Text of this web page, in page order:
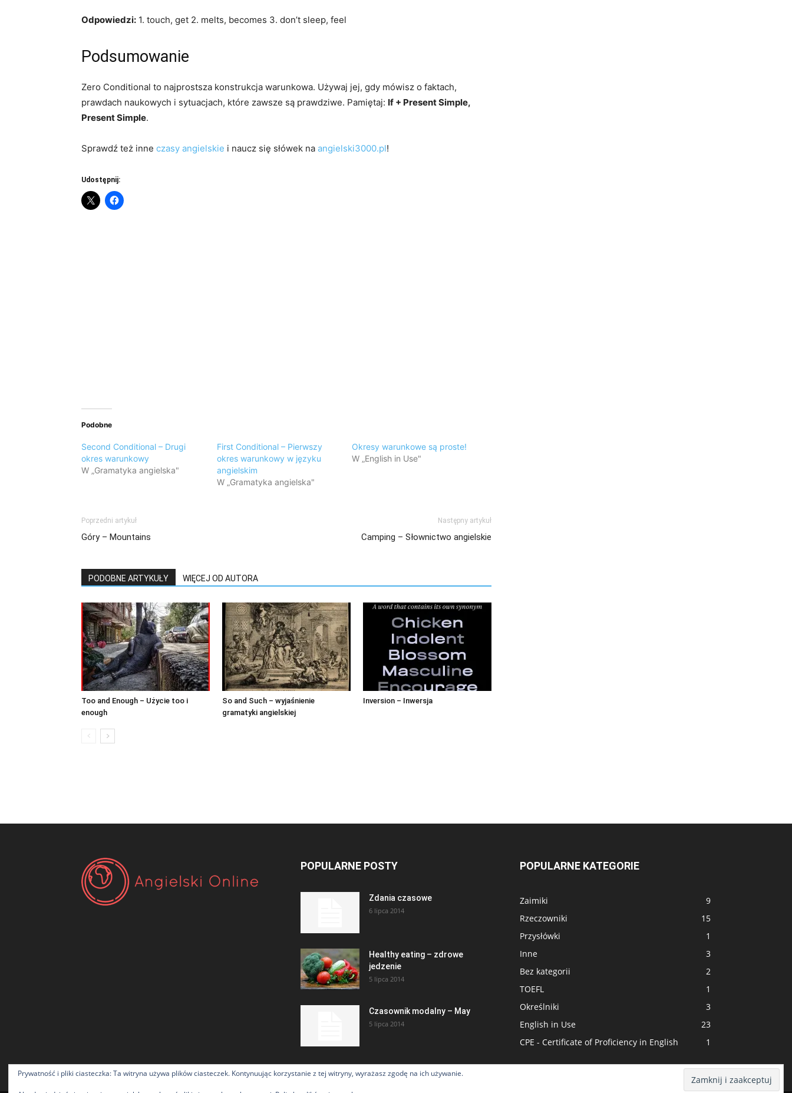
Odpowiedzi: 1. touch, get 2. melts, becomes 3. don’t sleep, feel
Podsumowanie
Zero Conditional to najprostsza konstrukcja warunkowa. Używaj jej, gdy mówisz o faktach,
prawdach naukowych i sytuacjach, które zawsze są prawdziwe. Pamiętaj: If + Present Simple,
Present Simple.
Sprawdź też inne czasy angielskie i naucz się słówek na angielski3000.pl!
Udostępnij:
Podobne
Second Conditional – Drugi
okres warunkowy
W „Gramatyka angielska"
First Conditional – Pierwszy
okres warunkowy w języku
angielskim
W „Gramatyka angielska"
Okresy warunkowe są proste!
W „English in Use"
Poprzedni artykuł
Góry – Mountains
Następny artykuł
Camping – Słownictwo angielskie
PODOBNE ARTYKUŁY WIĘCEJ OD AUTORA
Too and Enough – Użycie too i
enough
So and Such – wyjaśnienie
gramatyki angielskiej
Inversion – Inwersja
POPULARNE POSTY
Zdania czasowe
6 lipca 2014
Healthy eating – zdrowe
jedzenie
5 lipca 2014
Czasownik modalny – May
5 lipca 2014
POPULARNE KATEGORIE
Zaimiki
9
Rzeczowniki
15
Przysłówki
1
Inne
3
Bez kategorii
2
TOEFL
1
Określniki
3
English in Use
23
CPE - Certificate of Proficiency in English
1
Prywatność i pliki ciasteczka: Ta witryna używa plików ciasteczek. Kontynuując korzystanie z tej witryny, wyrażasz zgodę na ich używanie.